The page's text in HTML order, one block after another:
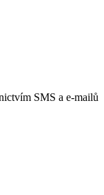
SMS a e-mailů